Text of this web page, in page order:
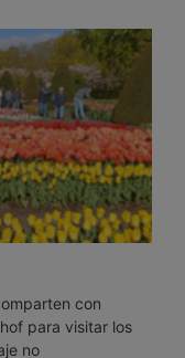
con
para visitar los
no